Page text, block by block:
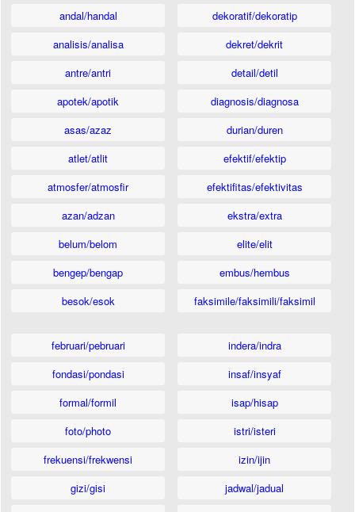
andal/handal
analisis/analisa
antre/antri
apotek/apotik
asas/azaz
atlet/atlit
atmosfer/atmosfir
azan/adzan
belum/belom
bengep/bengap
besok/esok
dekoratif/dekoratip
dekret/dekrit
detail/detil
diagnosis/diagnosa
durian/duren
efektif/efektip
efektifitas/efektivitas
ekstra/extra
elite/elit
embus/hembus
faksimile/faksimili/faksimil
februari/pebruari
fondasi/pondasi
formal/formil
foto/photo
frekuensi/frekwensi
gizi/gisi
indera/indra
insaf/insyaf
isap/hisap
istri/isteri
izin/ijin
jadwal/jadual